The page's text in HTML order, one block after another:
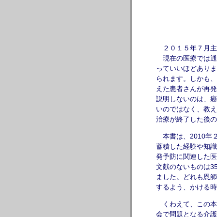
２０１５年７月
現在の医療では
っていいほどあり
られます。しかも
えた患者さんが再
説明しないのは、
いのではなく、教
治療が終了した後
本書は、2010年
蓄積した経験や知
発予防に関連した
文献のないものは
ました。どれも恩
するよう、かける
くわえて、この
会で問題となる介